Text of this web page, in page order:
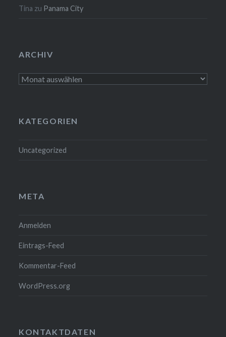
Tina zu Panama City
ARCHIV
Archiv
KATEGORIEN
Uncategorized
META
Anmelden
Eintrags-Feed
Kommentar-Feed
WordPress.org
KONTAKTDATEN